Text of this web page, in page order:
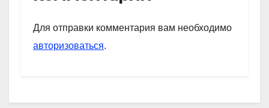
A
p
p
a
m
kl
a
и
Для отправки комментария вам необходимо
авторизоваться.